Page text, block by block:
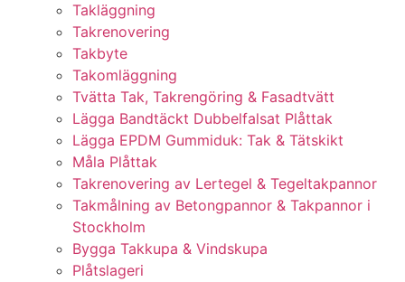
Takläggning
Takrenovering
Takbyte
Takomläggning
Tvätta Tak, Takrengöring & Fasadtvätt
Lägga Bandtäckt Dubbelfalsat Plåttak
Lägga EPDM Gummiduk: Tak & Tätskikt
Måla Plåttak
Takrenovering av Lertegel & Tegeltakpannor
Takmålning av Betongpannor & Takpannor i
Stockholm
Bygga Takkupa & Vindskupa
Plåtslageri